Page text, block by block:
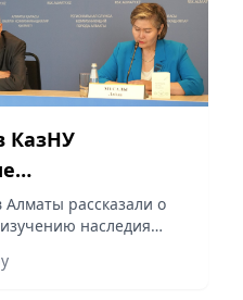
КазНУ
и
абаеведения
рассказали о
наследия
проектах. На